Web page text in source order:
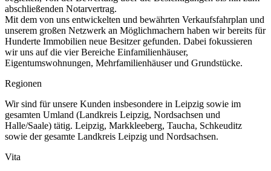
abschließenden Notarvertrag.
Mit dem von uns entwickelten und bewährten Verkaufsfahrplan und
unserem großen Netzwerk an Möglichmachern haben wir bereits für
Hunderte Immobilien neue Besitzer gefunden. Dabei fokussieren
wir uns auf die vier Bereiche Einfamilienhäuser,
Eigentumswohnungen, Mehrfamilienhäuser und Grundstücke.
Regionen
Wir sind für unsere Kunden insbesondere in Leipzig sowie im
gesamten Umland (Landkreis Leipzig, Nordsachsen und
Halle/Saale) tätig. Leipzig, Markkleeberg, Taucha, Schkeuditz
sowie der gesamte Landkreis Leipzig und Nordsachsen.
Vita